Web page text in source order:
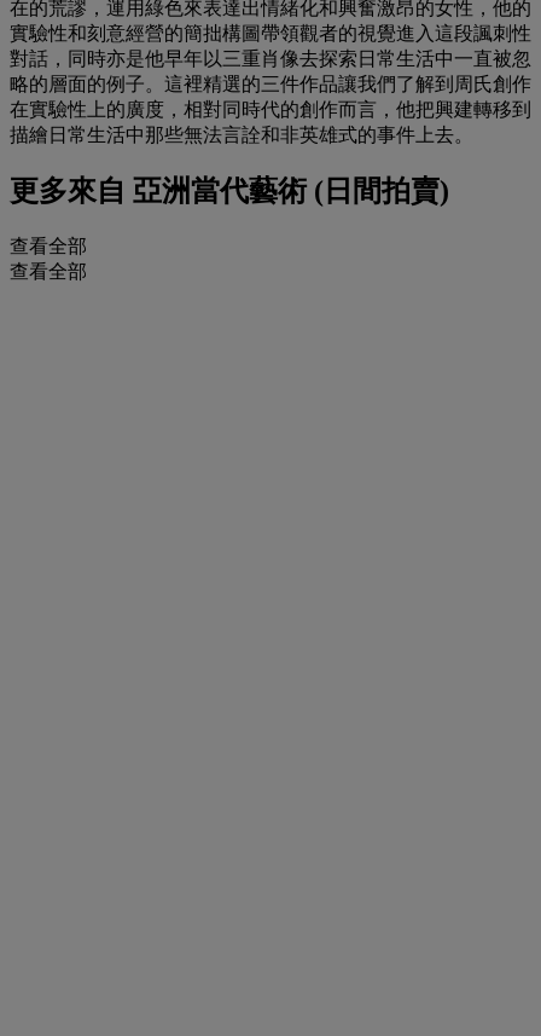
在的荒謬，運用綠色來表達出情緒化和興奮激昂的女性，他的
實驗性和刻意經營的簡拙構圖帶領觀者的視覺進入這段諷刺性
對話，同時亦是他早年以三重肖像去探索日常生活中一直被忽
略的層面的例子。這裡精選的三件作品讓我們了解到周氏創作
在實驗性上的廣度，相對同時代的創作而言，他把興建轉移到
描繪日常生活中那些無法言詮和非英雄式的事件上去。
更多來自 亞洲當代藝術 (日間拍賣)
查看全部
查看全部